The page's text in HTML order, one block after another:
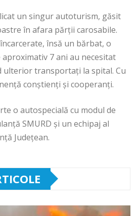
un singur autoturism, găsit
în afara părții carosabile.
însă un bărbat, o
7 ani au necesitat
ulterior transportați la spital. Cu
conștienți și cooperanți.
o autospecială cu modul de
SMURD și un echipaj al
Județean.